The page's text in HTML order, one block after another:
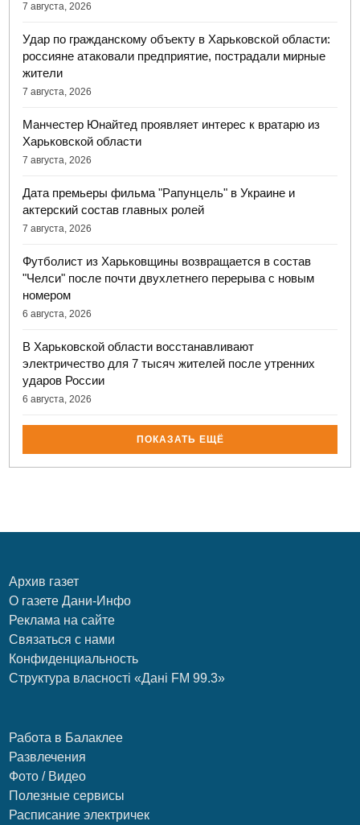
7 августа, 2026
Удар по гражданскому объекту в Харьковской области:
россияне атаковали предприятие, пострадали мирные
жители
7 августа, 2026
Манчестер Юнайтед проявляет интерес к вратарю из
Харьковской области
7 августа, 2026
Дата премьеры фильма "Рапунцель" в Украине и
актерский состав главных ролей
7 августа, 2026
Футболист из Харьковщины возвращается в состав
"Челси" после почти двухлетнего перерыва с новым
номером
6 августа, 2026
В Харьковской области восстанавливают
электричество для 7 тысяч жителей после утренних
ударов России
6 августа, 2026
ПОКАЗАТЬ ЕЩЁ
Архив газет
О газете Дани-Инфо
Реклама на сайте
Связаться с нами
Конфиденциальность
Структура власності «Дані FM 99.3»
Работа в Балаклее
Развлечения
Фото / Видео
Полезные сервисы
Расписание электричек